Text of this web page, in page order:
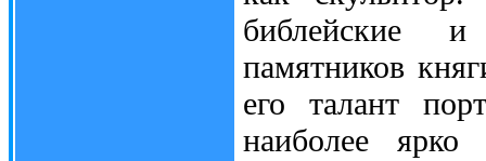
библейские
памятников
его талант
наиболее ярко